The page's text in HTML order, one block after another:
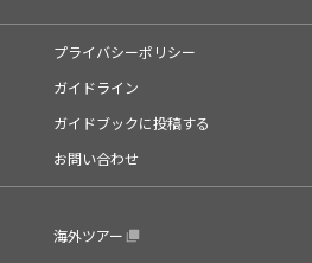
プライバシーポリシー
ガイドライン
ガイドブックに投稿する
お問い合わせ
海外ツアー